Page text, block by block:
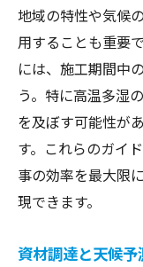
地域の特性や気候
用することも重要
には、施工期間中
う。特に高温多湿
を及ぼす可能性が
す。これらのガイ
事の効率を最大限
現できます。
資材調達と天候